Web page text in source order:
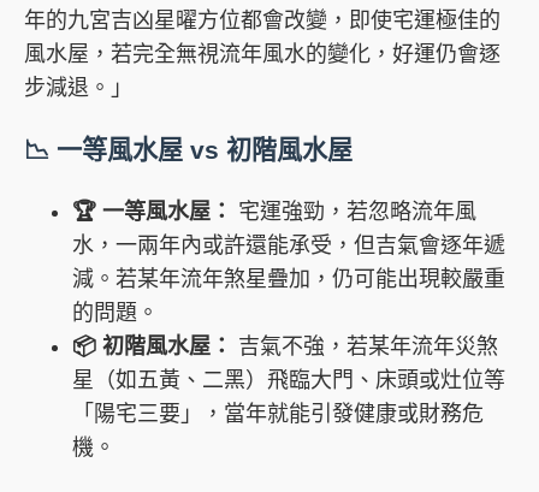
年的九宮吉凶星曜方位都會改變，即使宅運極佳的
風水屋，若完全無視流年風水的變化，好運仍會逐
步減退。」
📉 一等風水屋 vs 初階風水屋
🏆 一等風水屋：
宅運強勁，若忽略流年風
水，一兩年內或許還能承受，但吉氣會逐年遞
減。若某年流年煞星疊加，仍可能出現較嚴重
的問題。
📦 初階風水屋：
吉氣不強，若某年流年災煞
星（如五黃、二黑）飛臨大門、床頭或灶位等
「陽宅三要」，當年就能引發健康或財務危
機。